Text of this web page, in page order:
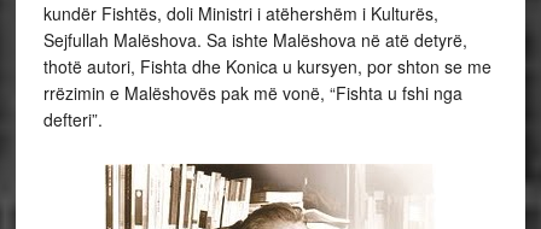
kundër Fishtës, doli Ministri i atëhershëm i Kulturës,
Sejfullah Malëshova. Sa ishte Malëshova në atë detyrë,
thotë autori, Fishta dhe Konica u kursyen, por shton se me
rrëzimin e Malëshovës pak më vonë, “Fishta u fshi nga
defteri”.